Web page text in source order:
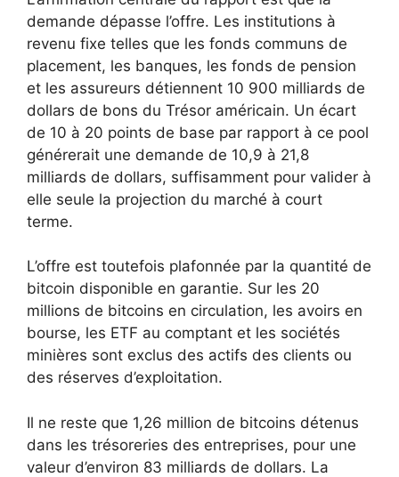
demande dépasse l’offre. Les institutions à
revenu fixe telles que les fonds communs de
placement, les banques, les fonds de pension
et les assureurs détiennent 10 900 milliards de
dollars de bons du Trésor américain. Un écart
de 10 à 20 points de base par rapport à ce pool
générerait une demande de 10,9 à 21,8
milliards de dollars, suffisamment pour valider à
elle seule la projection du marché à court
terme.
L’offre est toutefois plafonnée par la quantité de
bitcoin disponible en garantie. Sur les 20
millions de bitcoins en circulation, les avoirs en
bourse, les ETF au comptant et les sociétés
minières sont exclus des actifs des clients ou
des réserves d’exploitation.
Il ne reste que 1,26 million de bitcoins détenus
dans les trésoreries des entreprises, pour une
valeur d’environ 83 milliards de dollars. La